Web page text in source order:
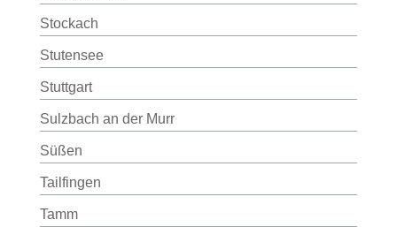
Stockach
Stutensee
Stuttgart
Sulzbach an der Murr
Süßen
Tailfingen
Tamm